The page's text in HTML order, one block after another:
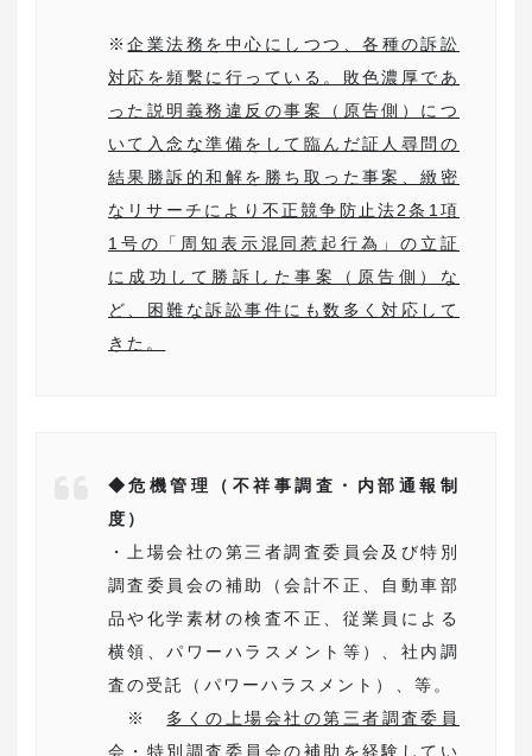
※企業法務を中心にしつつ、各種の訴訟
対応を頻繫に行っている。敗色濃厚であ
った説明義務違反の事案（原告側）につ
いて入念な準備をして臨んだ証人尋問の
結果勝訴的和解を勝ち取った事案、緻密
なリサーチにより不正競争防止法2条1項
1号の「周知表示混同惹起行為」の立証
に成功して勝訴した事案（原告側）な
ど、困難な訴訟事件にも数多く対応して
きた。
◆危機管理（不祥事調査・内部通報制
度）
・上場会社の第三者調査委員会及び特別
調査委員会の補助（会計不正、自動車部
品や化学素材の検査不正、従業員による
横領、パワーハラスメント等）、社内調
査の受託（パワーハラスメント）、等。
※ 多くの上場会社の第三者調査委員
会・特別調査委員会の補助を経験してい